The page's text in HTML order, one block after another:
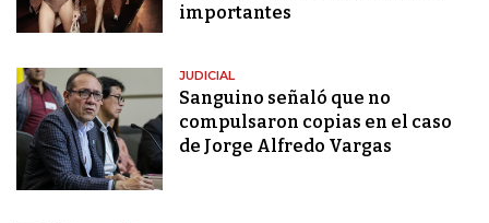
importantes
JUDICIAL
Sanguino señaló que no
compulsaron copias en el caso
de Jorge Alfredo Vargas